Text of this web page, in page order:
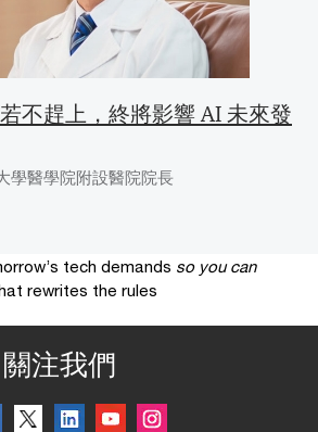
不趕上，終將影響 AI 未來發
學醫學院附設醫院院長
tech demands so you can
rewrites the rules
關注我們